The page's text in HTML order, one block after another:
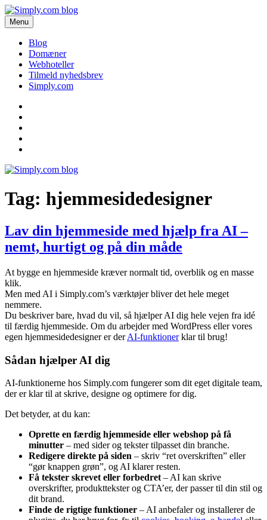
Videre
til
indhold
Simply.com blog
Få de seneste nyheder om domæner og webhoteller her.
Menu
Blog
Domæner
Webhoteller
Tilmeld nyhedsbrev
Simply.com
Tag: hjemmesidedesigner
Lav din hjemmeside med hjælp fra AI –
nemt, hurtigt og på din måde
At bygge en hjemmeside kræver normalt tid, overblik og en masse
klik.
Men med AI i Simply.com’s værktøjer bliver det hele meget
nemmere.
Du beskriver bare, hvad du vil, så hjælper AI dig hele vejen fra idé
til færdig hjemmeside. Om du arbejder med WordPress eller vores
egen hjemmesidedesigner er derAI-funktionerklar til brug!
Sådan hjælper AI dig
AI-funktionerne hos Simply.com fungerer som dit eget digitale team,
der er klar til at skrive, designe og optimere for dig.
Det betyder, at du kan:
Oprette en færdig hjemmeside eller webshop på få
minutter – med sider og tekster tilpasset din branche.
Redigere direkte på siden – skriv “ret overskriften” eller
“gør knappen grøn”, og AI klarer resten.
Få tekster skrevet eller forbedret – AI kan skrive
overskrifter, produkttekster og CTA’er, der passer til din stil og
dit brand.
Finde de rigtige funktioner – AI anbefaler og installerer de